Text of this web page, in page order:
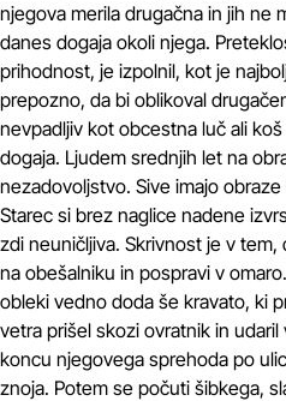
njegova merila drugačna in jih ne
danes dogaja okoli njega.
prihodnost, je izpolnil, kot je
prepozno, da bi oblikoval
nevpadljiv kot obcestna luč ali
dogaja. Ljudem srednjih let na
nezadovoljstvo. Sive imajo
Starec si brez naglice nadene
zdi neuničljiva. Skrivnost je v
na obešalniku in pospravi v
obleki vedno doda še kravato, ki
vetra prišel skozi ovratnik in
koncu njegovega sprehoda po
znoja. Potem se počuti šibkega,